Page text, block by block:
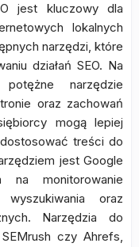
jest kluczowy dla
lokalnych
narzędzi, które
działań SEO. Na
narzędzie
oraz zachowań
mogą lepiej
treści do
jest Google
na monitorowanie
oraz
Narzędzia do
czy Ahrefs,